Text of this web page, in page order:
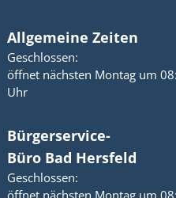
Allgemeine Zeiten
Klicken, um weitere
Geschlossen:
öffnet nächsten Montag um
Uhr
Bürgerservice-
Büro Bad Hersfeld
Klicken, um weitere
Geschlossen:
öffnet nächsten Montag um